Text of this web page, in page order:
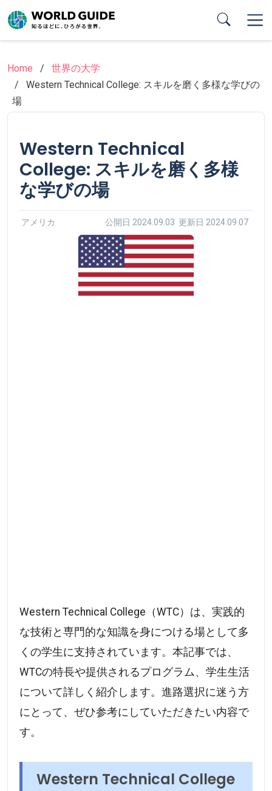
to
main
Home
世界の大学
Western Technical College: スキルを磨く多様な学びの
場
Western Technical
College: スキルを磨く多様
な学びの場
アメリカ 公開日 2024.09.03 更新日 2024.09.07
Western Technical College（WTC）は、実践的
な技術と専門的な知識を身につける場として多
くの学生に支持されています。本記事では、
WTCの特長や提供されるプログラム、学生生活
について詳しく紹介します。進路選択に迷う方
にとって、ぜひ参考にしていただきたい内容で
す。
Western Technical College